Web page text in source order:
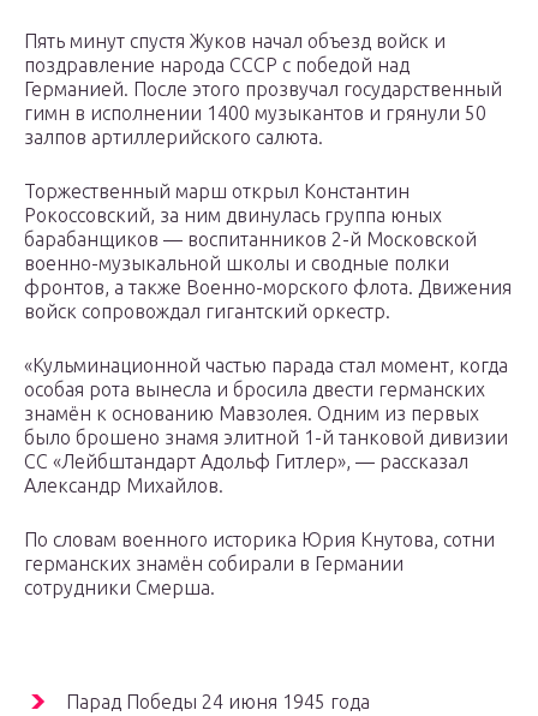
Пять минут спустя Жуков начал объезд войск и
поздравление народа СССР с победой над
Германией. После этого прозвучал государственный
гимн в исполнении 1400 музыкантов и грянули 50
залпов артиллерийского салюта.
Торжественный марш открыл Константин
Рокоссовский, за ним двинулась группа юных
барабанщиков — воспитанников 2-й Московской
военно-музыкальной школы и сводные полки
фронтов, а также Военно-морского флота. Движения
войск сопровождал гигантский оркестр.
«Кульминационной частью парада стал момент, когда
особая рота вынесла и бросила двести германских
знамён к основанию Мавзолея. Одним из первых
было брошено знамя элитной 1-й танковой дивизии
СС «Лейбштандарт Адольф Гитлер», — рассказал
Александр Михайлов.
По словам военного историка Юрия Кнутова, сотни
германских знамён собирали в Германии
сотрудники Смерша.
Парад Победы 24 июня 1945 года